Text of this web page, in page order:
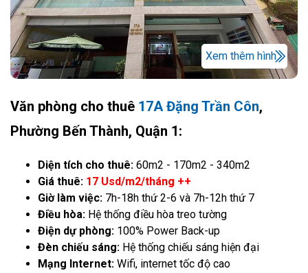
Xem thêm hình
Văn phòng cho thuê 17A Đặng Trần Côn,
Phường Bến Thành, Quận 1:
Diện tích cho thuê: 60m2 - 170m2 - 340m2
Giá thuê: 17 Usd/m2/tháng ++
Giờ làm việc: 7h-18h thứ 2-6 và 7h-12h thứ 7
Điều hòa: Hệ thống điều hòa treo tường
Điện dự phòng: 100% Power Back-up
Đèn chiếu sáng: Hệ thống chiếu sáng hiện đại
Mạng Internet: Wifi, internet tốc độ cao